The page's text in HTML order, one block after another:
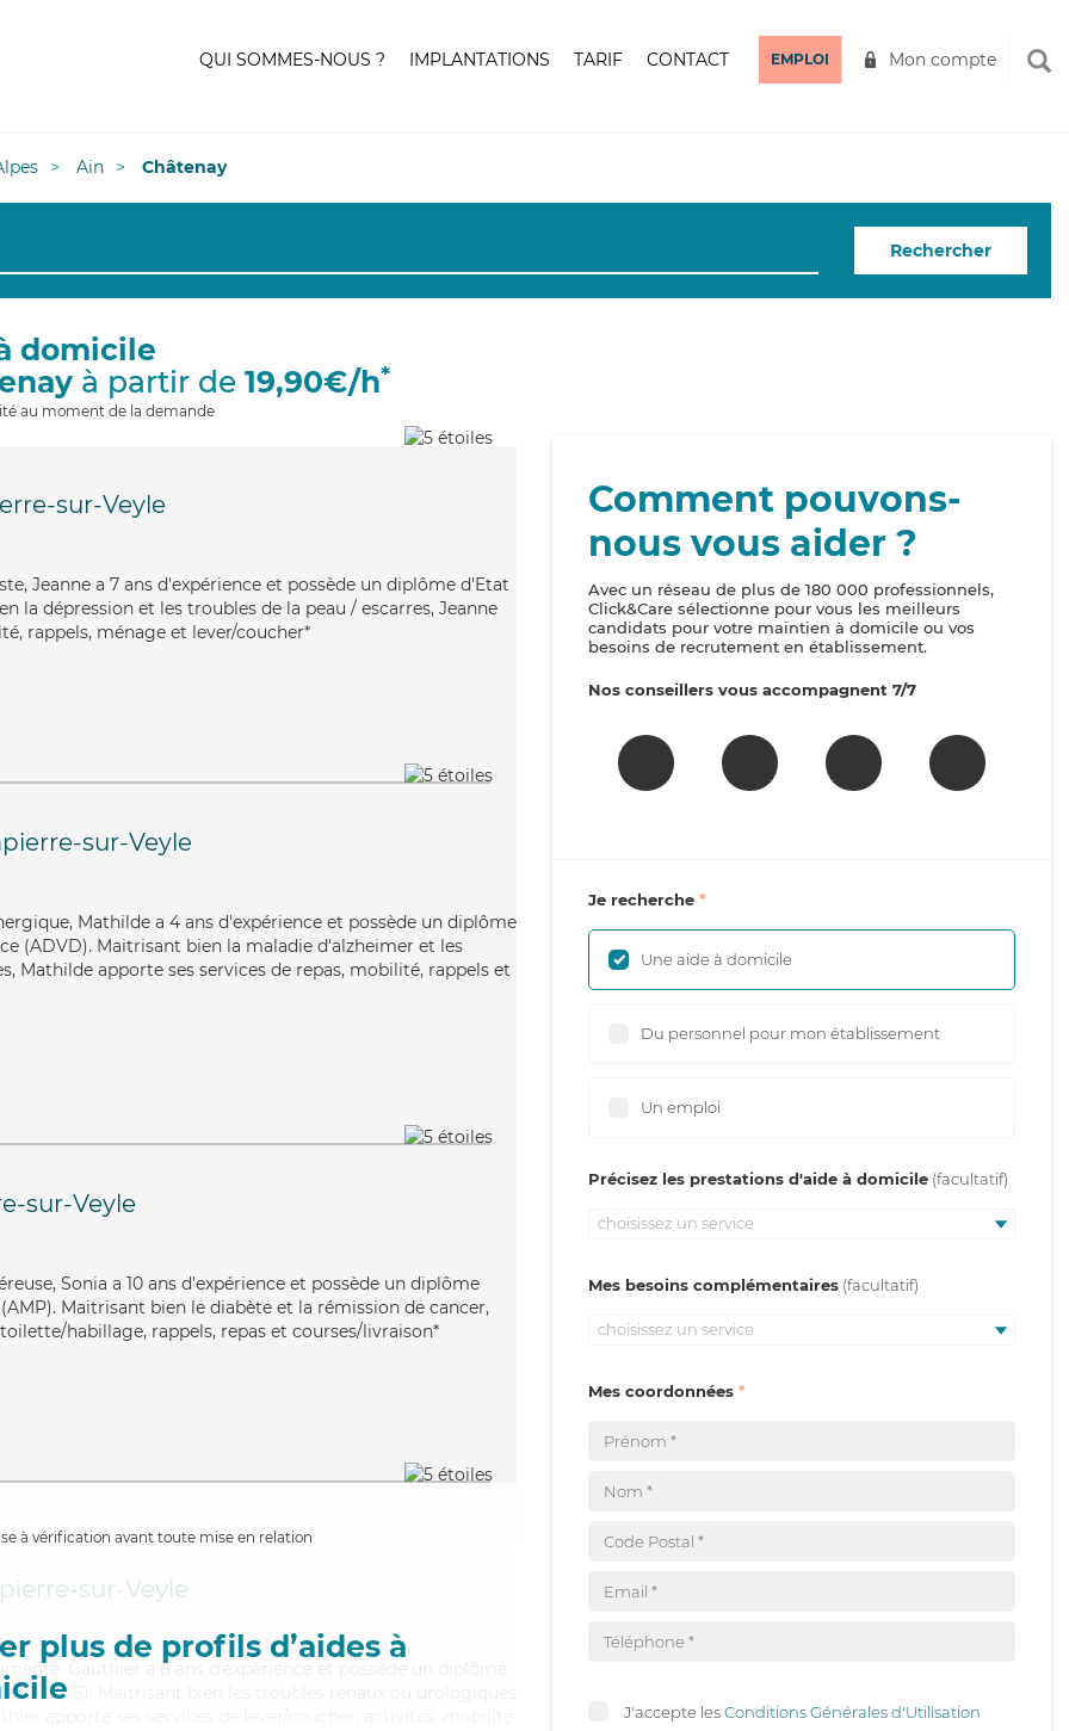
QUI SOMMES-NOUS ? IMPLANTATIONS TARIF CONTACT EMPLOI Mon compte
Ain Châtenay
Rechercher
domicile
à partir de 19,90€/h*
au moment de la demande
sur-Veyle
Jeanne a 7 ans d'expérience et possède un diplôme d'Etat
la dépression et les troubles de la peau / escarres, Jeanne
rappels, ménage et lever/coucher*
sur-Veyle
Mathilde a 4 ans d'expérience et possède un diplôme
(ADVD). Maitrisant bien la maladie d'alzheimer et les
Mathilde apporte ses services de repas, mobilité, rappels et
sur-Veyle
Sonia a 10 ans d'expérience et possède un diplôme
Maitrisant bien le diabète et la rémission de cancer,
habillage, rappels, repas et courses/livraison*
à vérification avant toute mise en relation
plus de profils d’aides à
sur-Veyle
Gauthier a 6 ans d'expérience et possède un diplôme
(DEAVS). Maitrisant bien les troubles rénaux ou urologiques
Comment pouvons-
nous vous aider ?
Avec un réseau de plus de 180 000 professionnels,
Click&Care sélectionne pour vous les meilleurs
candidats pour votre maintien à domicile ou vos
besoins de recrutement en établissement.
Nos conseillers vous accompagnent 7/7
Je recherche
Une aide à domicile
Du personnel pour mon établissement
Un emploi
Précisez les prestations d'aide à domicile
choisissez un service
Mes besoins complémentaires
choisissez un service
Mes coordonnées
J'accepte lesConditions Générales d'Utilisation